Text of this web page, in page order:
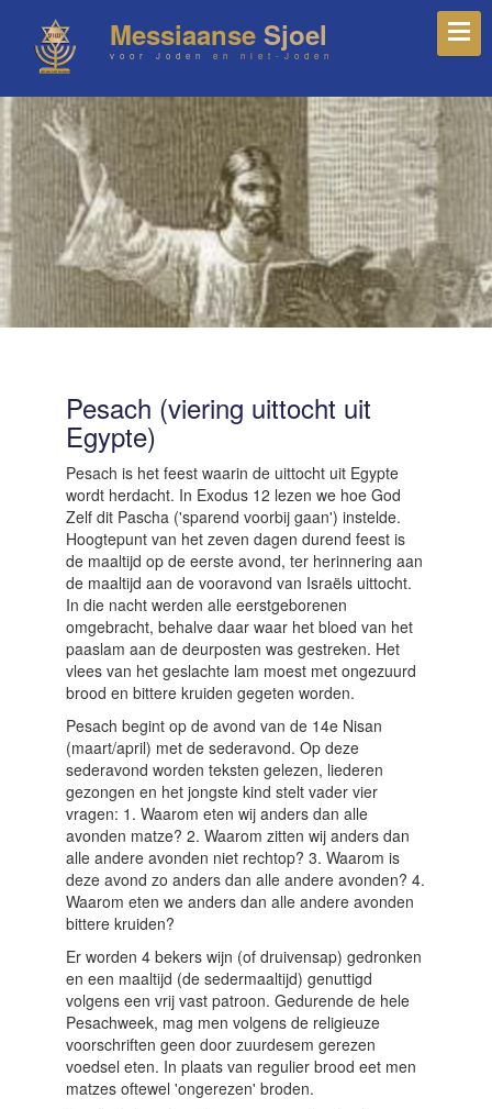
Messiaanse Sjoel
voor Joden en niet-Joden
Pesach (viering uittocht uit
Egypte)
Pesach is het feest waarin de uittocht uit Egypte
wordt herdacht. In Exodus 12 lezen we hoe God
Zelf dit Pascha ('sparend voorbij gaan') instelde.
Hoogtepunt van het zeven dagen durend feest is
de maaltijd op de eerste avond, ter herinnering aan
de maaltijd aan de vooravond van Israëls uittocht.
In die nacht werden alle eerstgeborenen
omgebracht, behalve daar waar het bloed van het
paaslam aan de deurposten was gestreken. Het
vlees van het geslachte lam moest met ongezuurd
brood en bittere kruiden gegeten worden.
Pesach begint op de avond van de 14e Nisan
(maart/april) met de sederavond. Op deze
sederavond worden teksten gelezen, liederen
gezongen en het jongste kind stelt vader vier
vragen: 1. Waarom eten wij anders dan alle
avonden matze? 2. Waarom zitten wij anders dan
alle andere avonden niet rechtop? 3. Waarom is
deze avond zo anders dan alle andere avonden? 4.
Waarom eten we anders dan alle andere avonden
bittere kruiden?
Er worden 4 bekers wijn (of druivensap) gedronken
en een maaltijd (de sedermaaltijd) genuttigd
volgens een vrij vast patroon. Gedurende de hele
Pesachweek, mag men volgens de religieuze
voorschriften geen door zuurdesem gerezen
voedsel eten. In plaats van regulier brood eet men
matzes oftewel 'ongerezen' broden.